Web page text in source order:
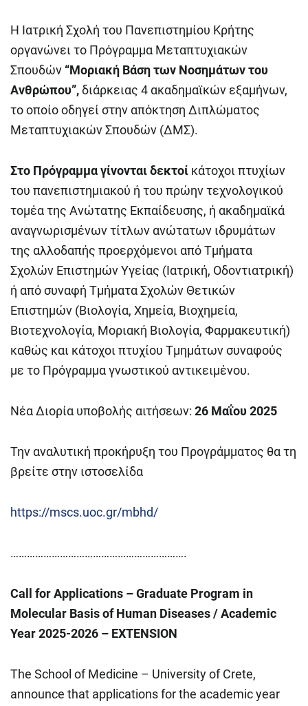
Η Ιατρική Σχολή του Πανεπιστημίου Κρήτης
οργανώνει το Πρόγραμμα Μεταπτυχιακών
Σπουδών “Μοριακή Βάση των Νοσημάτων του
Ανθρώπου”,διάρκειας 4 ακαδημαϊκών εξαμήνων,
το οποίο οδηγεί στην απόκτηση Διπλώματος
Μεταπτυχιακών Σπουδών (ΔΜΣ).
Στο Πρόγραμμα γίνονται δεκτοί κάτοχοι πτυχίων
του πανεπιστημιακού ή του πρώην τεχνολογικού
τομέα της Ανώτατης Εκπαίδευσης, ή ακαδημαϊκά
αναγνωρισμένων τίτλων ανώτατων ιδρυμάτων
της αλλοδαπής προερχόμενοι από Tμήματα
Σχολών Επιστημών Υγείας (Ιατρική, Οδοντιατρική)
ή από συναφή Τμήματα Σχολών Θετικών
Επιστημών (Βιολογία, Χημεία, Βιοχημεία,
Βιοτεχνολογία, Μοριακή Βιολογία, Φαρμακευτική)
καθώς και κάτοχοι πτυχίου Τμημάτων συναφούς
με το Πρόγραμμα γνωστικού αντικειμένου.
Νέα Διορία υποβολής αιτήσεων: 26 Μαΐου 2025
Την αναλυτική προκήρυξη του Προγράμματος θα τη
βρείτε στην ιστοσελίδα
https://mscs.uoc.gr/mbhd/
……………………………………………………….
Call for Applications – Graduate Program in
Molecular Basis of Human Diseases /Academic
Year 2025-2026 – EXTENSION
The School of Medicine – University of Crete,
announce that applications for the academic year